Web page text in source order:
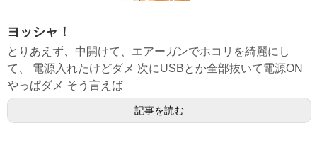
ヨッシャ！
とりあえず、中開けて、エアーガンでホコリを綺麗にし
て、 電源入れたけどダメ 次にUSBとか全部抜いて電源ON
やっぱダメ そう言えば
記事を読む